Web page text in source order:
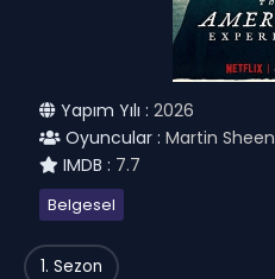
Yapım Yılı : 2026
Oyuncular : Martin Sheen
IMDB : 7.7
Belgesel
1. Sezon